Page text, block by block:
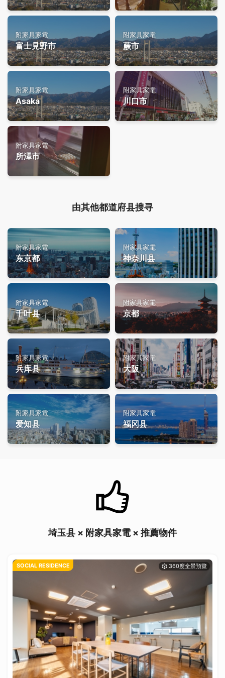
附家具家電
富士見野市
附家具家電
蕨市
附家具家電
Asaka
附家具家電
川口市
附家具家電
所澤市
由其他都道府县搜寻
附家具家電
东京都
附家具家電
神奈川县
附家具家電
千叶县
附家具家電
京都
附家具家電
兵库县
附家具家電
大阪
附家具家電
爱知县
附家具家電
福冈县
埼玉县 × 附家具家電 × 推薦物件
SOCIAL RESIDENCE